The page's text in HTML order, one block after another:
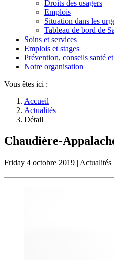
Droits des usagers
Emplois
Situation dans les
Tableau de bord de
Soins et services
Emplois et stages
Prévention, conseils santé
Notre organisation
Vous êtes ici :
Accueil
Actualités
Détail
Chaudière-
Friday 4 octobre 2019 | Actualités